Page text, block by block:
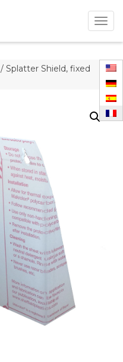
/ Splatter Shield, fixed